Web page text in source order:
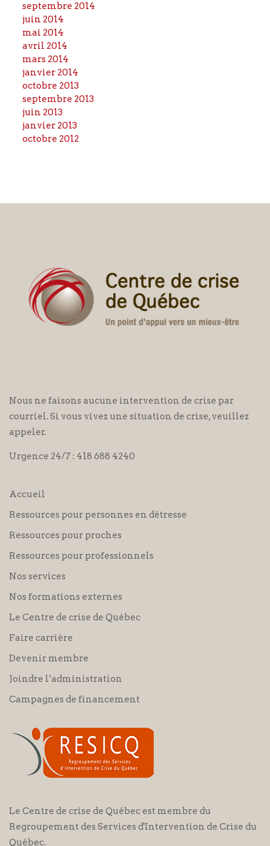
septembre 2014
juin 2014
mai 2014
avril 2014
mars 2014
janvier 2014
octobre 2013
septembre 2013
juin 2013
janvier 2013
octobre 2012
Nous ne faisons aucune intervention de crise par
courriel. Si vous vivez une situation de crise, veuillez
appeler.
Urgence 24/7 : 418 688 4240
Accueil
Ressources pour personnes en détresse
Ressources pour proches
Ressources pour professionnels
Nos services
Nos formations externes
Le Centre de crise de Québec
Faire carrière
Devenir membre
Joindre l’administration
Campagnes de financement
Le Centre de crise de Québec est membre du
Regroupement des Services d'Intervention de Crise du
Québec.